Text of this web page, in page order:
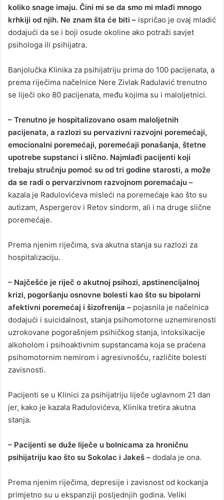
koliko snage imaju. Čini mi se da smo mi mlađi mnogo
krhkiji od njih. Ne znam šta će biti – ispričao je ovaj mladić
dodajući da se i boji osude okoline ako potraži savjet
psihologa ili psihijatra.
Banjolučka Klinika za psihijatriju prima do 100 pacijenata, a
prema riječima načelnice Nere Zivlak Radulavić trenutno
se liječi oko 80 pacijenata, među kojima su i maloljetnici.
– Trenutno je hospitalizovano osam maloljetnih
pacijenata, a razlozi su pervazivni razvojni poremećaji,
emocionalni poremećaji, poremećaji ponašanja, štetne
upotrebe supstanci i slično. Najmlađi pacijenti koji
trebaju stručnju pomoć su od tri godine starosti, a može
da se radi o pervarzivnom razvojnom poremaćaju –
kazala je Radulovićeva misleći na poremećaje kao što su
autizam, Aspergerov i Retov sindorm, ali i na druge slične
poremećaje.
Prema njenim riječima, sva akutna stanja su razlozi za
hospitalizaciju.
– Najčešće je riječ o akutnoj psihozi, apstinencijalnoj
krizi, pogoršanju osnovne bolesti kao što su bipolarni
afektivni poremećaj i šizofrenija – pojasnila je načelnica
dodajući i suicidalnost, stanja psihomotorne uznemirenosti
uzrokovane pogorašnjem psihičkog stanja, intoksikacije
alkoholom i psihoaktivnim supstancama koja se praćena
psihomotornim nemirom i agresivnošću, različite bolesti
zavisnosti.
Pacijenti se u Klinici za psihijatriju liječe uglavnom 21 dan
jer, kako je kazala Radulovićeva, Klinika tretira akutna
stanja.
– Pacijenti se duže liječe u bolnicama za hroničnu
psihijatriju kao što su Sokolac i Jakeš – dodala je ona.
Prema njenim riječima, depresije i zavisnost od kockanja
primjetno su u ekspanziji posljednjih godina. Veliki